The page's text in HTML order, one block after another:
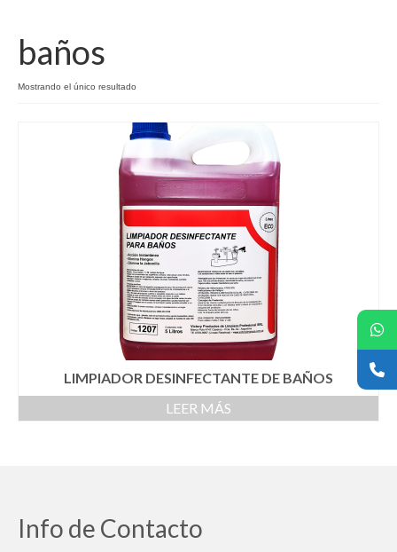
Catálogo de Productos
Contacto
baños
Mostrando el único resultado
LIMPIADOR DESINFECTANTE DE BAÑOS
LEER MÁS
Info de Contacto